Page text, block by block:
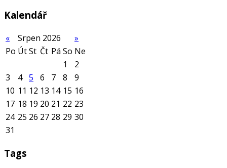
Kalendář
« Srpen 2026
»
Po ÚtSt Čt Pá So Ne
1
2
3
4 5 6 7 8
9
10 11 12 13 14 15 16
17 18 19 20 21 22 23
24 25 26 27 28 29 30
31
Tags